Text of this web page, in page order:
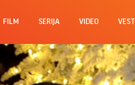
FILM SERIJA VIDEO VESTI